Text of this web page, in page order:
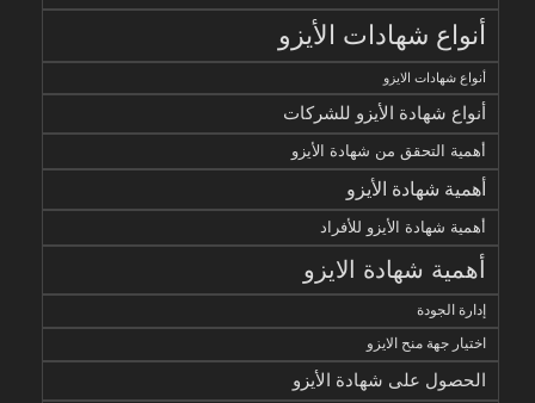
أنواع شهادات الأيزو
أنواع شهادات الايزو
أنواع شهادة الأيزو للشركات
أهمية التحقق من شهادة الأيزو
أهمية شهادة الأيزو
أهمية شهادة الأيزو للأفراد
أهمية شهادة الايزو
إدارة الجودة
اختيار جهة منح الايزو
الحصول على شهادة الأيزو